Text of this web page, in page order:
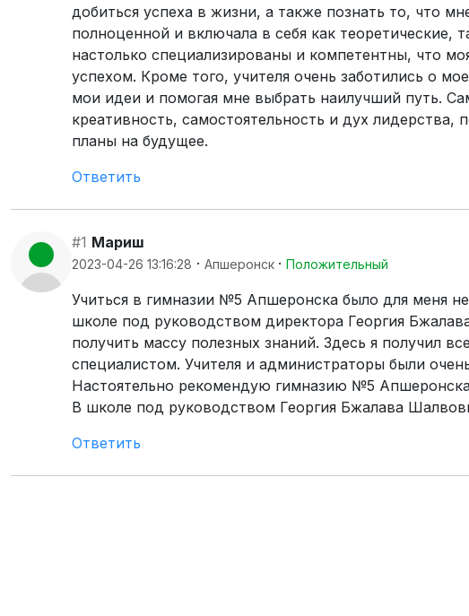
добиться успеха в жизни, а также познать то, что
полноценной и включала в себя как теоретические,
настолько специализированы и компетентны, что
успехом. Кроме того, учителя очень заботились о
мои идеи и помогая мне выбрать наилучший путь.
креативность, самостоятельность и дух
планы на будущее.
Ответить
#1 Мариш
2023-04-26 13:16:28 · Апшеронск · Положительный
Учиться в гимназии №5 Апшеронска было для меня
школе под руководством директора Георгия
получить массу полезных знаний. Здесь я получил
специалистом. Учителя и администраторы были
Настоятельно рекомендую гимназию №5
В школе под руководством Георгия Бжалава
Ответить